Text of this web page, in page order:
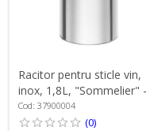
Racitor pentru sticle vin,
inox, 1,8L, "Sommelier" -
Zwilling
Cod: 37900004
(0)